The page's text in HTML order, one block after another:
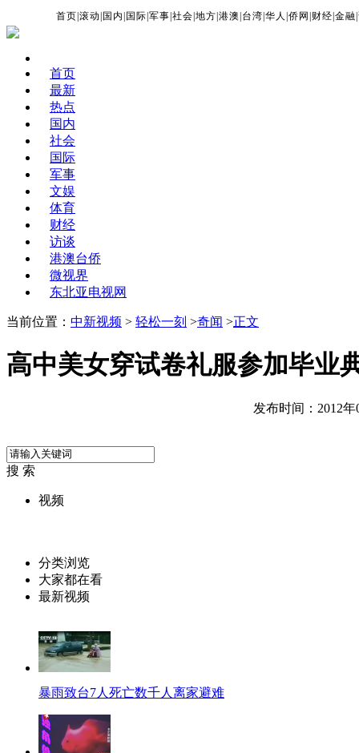
首页 |滚动 国内 国际 |军事 |社会 |地方 |港澳 台湾 |华人 |侨网 财经 |金融 |
首页
最新
热点
国内
社会
国际
军事
文娱
体育
财经
访谈
港澳台侨
微视界
东北亚电视网
当前位置： 中新视频 > 轻松一刻 >奇闻 >正文
高中美女穿试卷礼服参加毕业
发布时间：2012年
搜 索
视频
分类浏览
大家都在看
最新视频
暴雨致台7人死亡数千人离家避难